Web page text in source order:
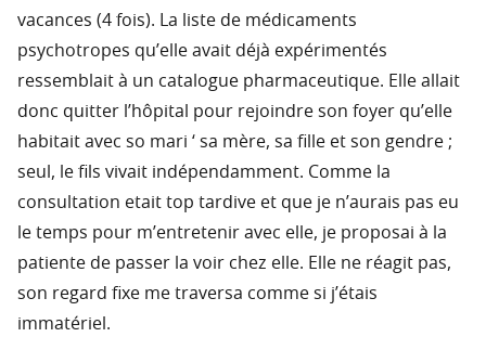
vacances (4 fois). La liste de médicaments
psychotropes qu’elle avait déjà expérimentés
ressemblait à un catalogue pharmaceutique. Elle allait
donc quitter l’hôpital pour rejoindre son foyer qu’elle
habitait avec so mari ‘ sa mère, sa fille et son gendre ;
seul, le fils vivait indépendamment. Comme la
consultation etait top tardive et que je n’aurais pas eu
le temps pour m’entretenir avec elle, je proposai à la
patiente de passer la voir chez elle. Elle ne réagit pas,
son regard fixe me traversa comme si j’étais
immatériel.